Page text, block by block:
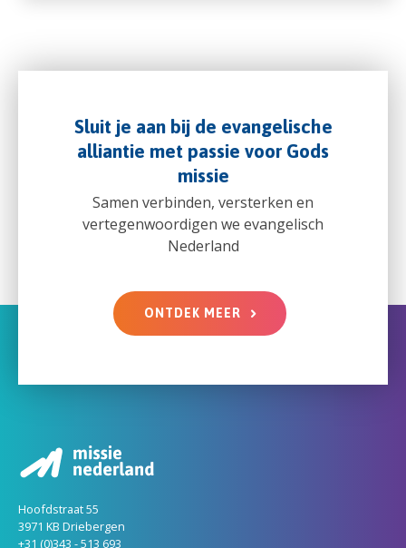
Sluit je aan bij de evangelische
alliantie met passie voor Gods
missie
Samen verbinden, versterken en
vertegenwoordigen we evangelisch
Nederland
ONTDEK MEER
Hoofdstraat 55
3971 KB Driebergen
+31 (0)343 - 513 693